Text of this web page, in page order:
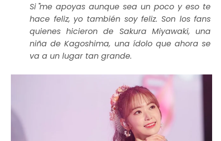
Si me apoyas aunque sea un poco y eso te
hace feliz, yo también soy feliz. Son los fans
quienes hicieron de Sakura Miyawaki, una
niña de Kagoshima, una ídolo que ahora se
va a un lugar tan grande.